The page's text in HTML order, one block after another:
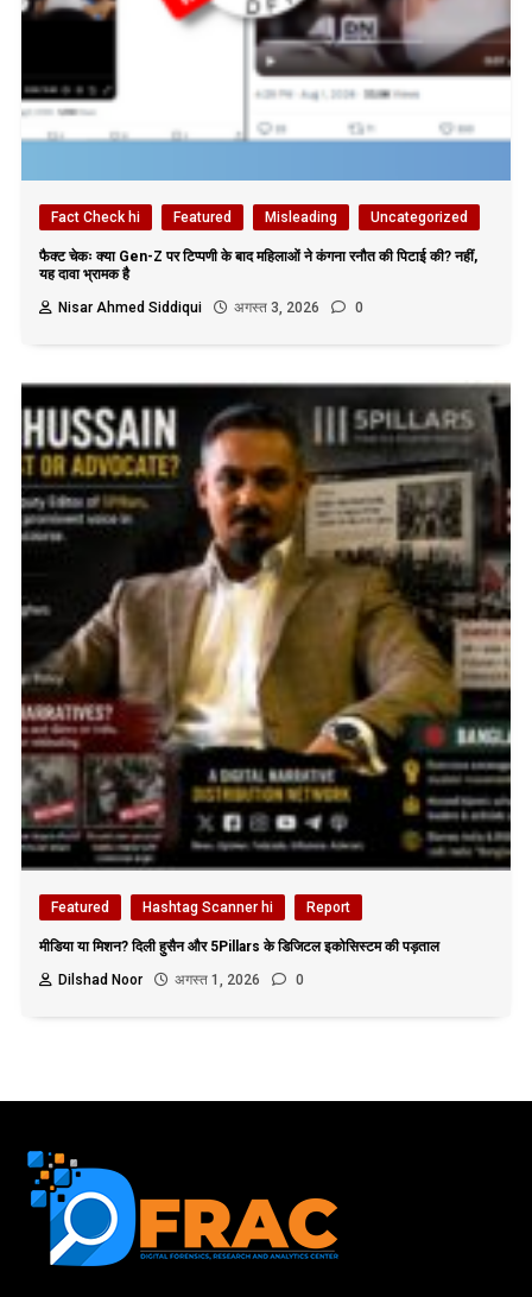
Fact Check hi Featured Misleading Uncategorized
फैक्ट चेकः क्या Gen-Z पर टिप्पणी के बाद महिलाओं ने कंगना रनौत की पिटाई की? नहीं,
यह दावा भ्रामक है
Nisar Ahmed Siddiqui
अगस्त 3, 2026 0
Featured Hashtag Scanner hi Report
मीडिया या मिशन? दिली हुसैन और 5Pillars के डिजिटल इकोसिस्टम की पड़ताल
Dilshad Noor
अगस्त 1, 2026 0